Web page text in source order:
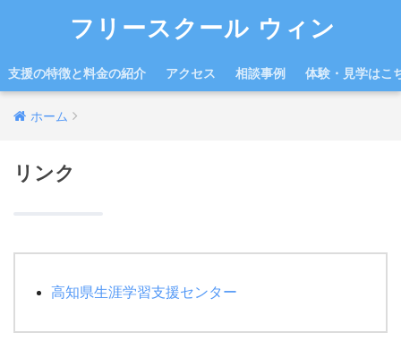
フリースクール ウィン
支援の特徴と料金の紹介 アクセス 相談事例 体験・見学はこ
ホーム
リンク
高知県生涯学習支援センター